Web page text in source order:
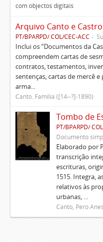
com objectos digitais
Arquivo Canto e Castro
PT/BPARPD/ COL/CEC-ACC
Inclui os “Documentos da
compreendem cartas de
contratos, testamentos,
sentenças, cartas de mercê
arma...
Canto. Família ([14--?]-1890)
PT/BPARPD/
Documento
Elaborado por
transcrição
escrituras,
1515. Integra,
relativos às
urbanas, ...
Canto, Pero